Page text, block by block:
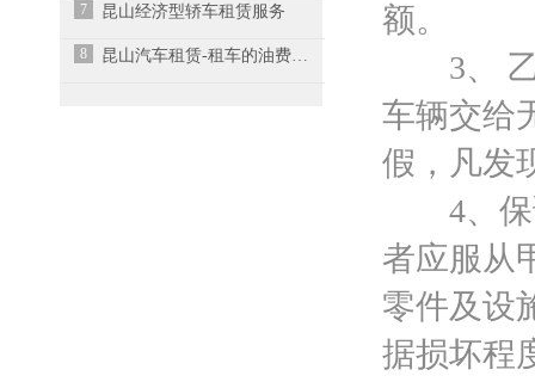
7 昆山经济型轿车租赁服务
8 昆山汽车租赁-租车的油费怎么算？
额。
3、 乙
车辆交给
假，凡发
4、保
者应服从
零件及设
据损坏程